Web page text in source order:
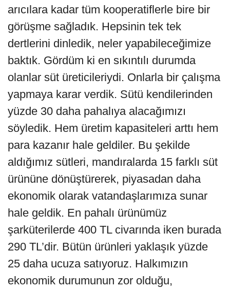
arıcılara kadar tüm kooperatiflerle bire bir
görüşme sağladık. Hepsinin tek tek
dertlerini dinledik, neler yapabileceğimize
baktık. Gördüm ki en sıkıntılı durumda
olanlar süt üreticileriydi. Onlarla bir çalışma
yapmaya karar verdik. Sütü kendilerinden
yüzde 30 daha pahalıya alacağımızı
söyledik. Hem üretim kapasiteleri arttı hem
para kazanır hale geldiler. Bu şekilde
aldığımız sütleri, mandıralarda 15 farklı süt
ürününe dönüştürerek, piyasadan daha
ekonomik olarak vatandaşlarımıza sunar
hale geldik. En pahalı ürünümüz
şarküterilerde 400 TL civarında iken burada
290 TL’dir. Bütün ürünleri yaklaşık yüzde
25 daha ucuza satıyoruz. Halkımızın
ekonomik durumunun zor olduğu,